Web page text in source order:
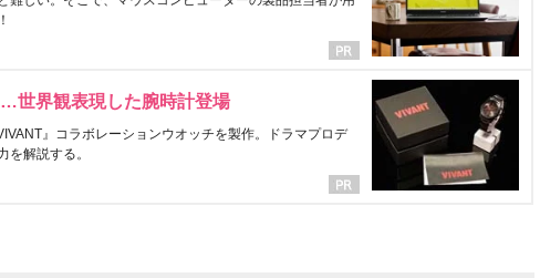
…世界観表現した腕時計登場
』コラボレーションウオッチを製作。ドラマプロデ
を解説する。